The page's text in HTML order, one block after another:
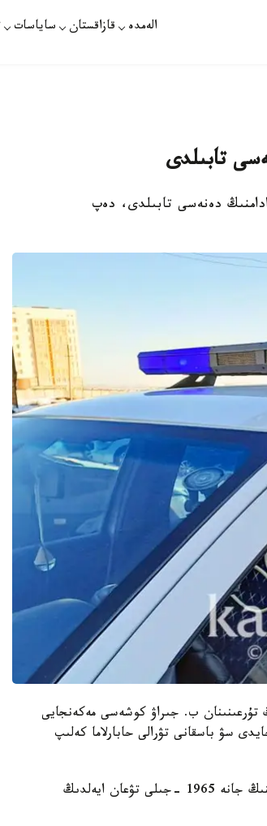
الەمدە قازاقستان ساياسات
تابىلدى
دەنەسى تابىلدى، دەپ
قالاسىنىڭ تۇرعىنىنان ب. جىراۋ كوشەسى مەكەنجايى
سۋ باسقانى تۋرالى حابارلاما كەلىپ
شاقىرتۋدى پىسىقتاۋ بارىسىندا جەر ۇيدەن 1959 -جىلى تۋعان ەر ادامنىڭ جانە 1965 -جىلى تۋعان ايەلدىڭ